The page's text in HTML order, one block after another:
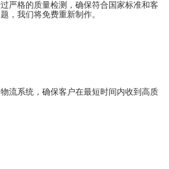
严格的质量检测，确保符合国家标准和客
，我们将免费重新制作。
流系统，确保客户在最短时间内收到高质